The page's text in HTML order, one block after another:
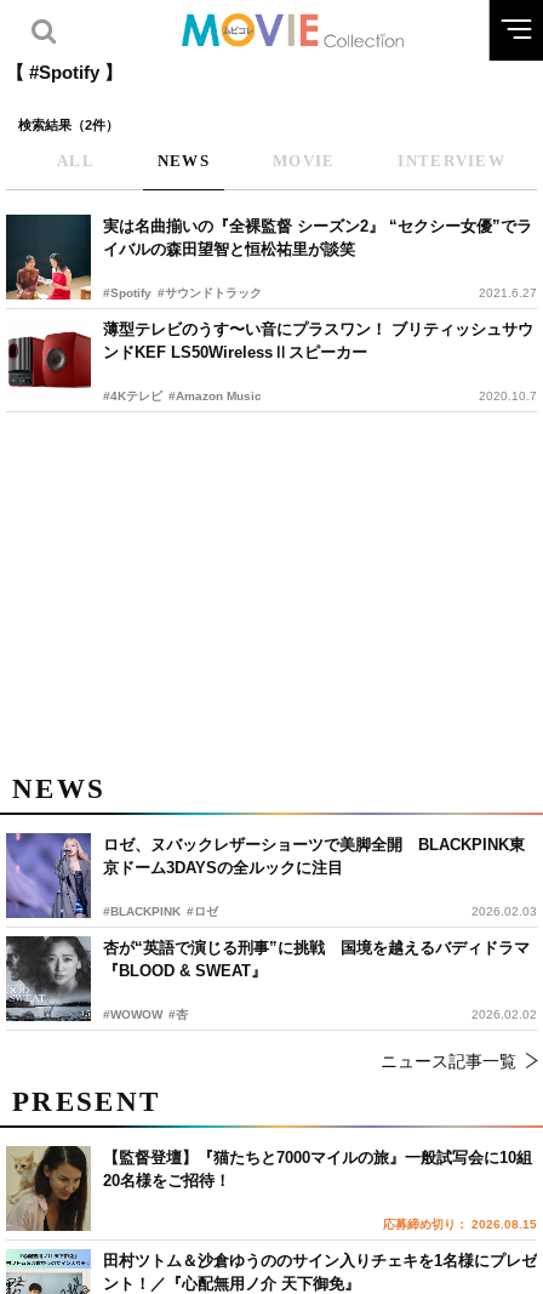
【 #Spotify 】
検索結果（2件）
ALL NEWS MOVIE INTERVIEW
実は名曲揃いの『全裸監督 シーズン2』 “セクシー女優”でラ
イバルの森田望智と恒松祐里が談笑
#Spotify #サウンドトラック 2021.6.27
薄型テレビのうす〜い音にプラスワン！ ブリティッシュサウ
ンドKEF LS50WirelessⅡスピーカー
#4Kテレビ #Amazon Music 2020.10.7
NEWS
ロゼ、ヌバックレザーショーツで美脚全開 BLACKPINK東
京ドーム3DAYSの全ルックに注目
#BLACKPINK #ロゼ 2026.02.03
杏が“英語で演じる刑事”に挑戦 国境を越えるバディドラマ
『BLOOD & SWEAT』
#WOWOW #杏 2026.02.02
ニュース記事一覧
PRESENT
【監督登壇】『猫たちと7000マイルの旅』一般試写会に10組
20名様をご招待！
応募締め切り： 2026.08.15
田村ツトム＆沙倉ゆうののサイン入りチェキを1名様にプレゼ
ント！／『心配無用ノ介 天下御免』